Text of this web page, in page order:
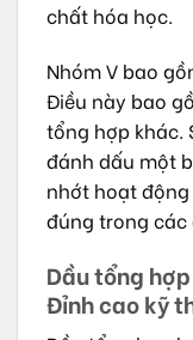
chất hóa học.
Nhóm V bao
Điều này bao
tổng hợp khác.
đánh dấu một
nhớt hoạt
đúng trong các
Dầu tổng
Đỉnh cao kỹ